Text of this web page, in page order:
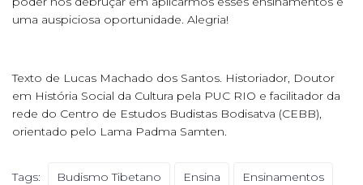
uma auspiciosa oportunidade. Alegria!
Texto de Lucas Machado dos Santos. Historiador, Doutor
em História Social da Cultura pela PUC RIO e facilitador da
rede do Centro de Estudos Budistas Bodisatva (CEBB),
orientado pelo Lama Padma Samten.
Tags: Budismo Tibetano Ensina Ensinamentos